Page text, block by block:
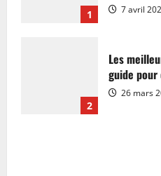
1 7 avril
2
Les
guide
26 mars